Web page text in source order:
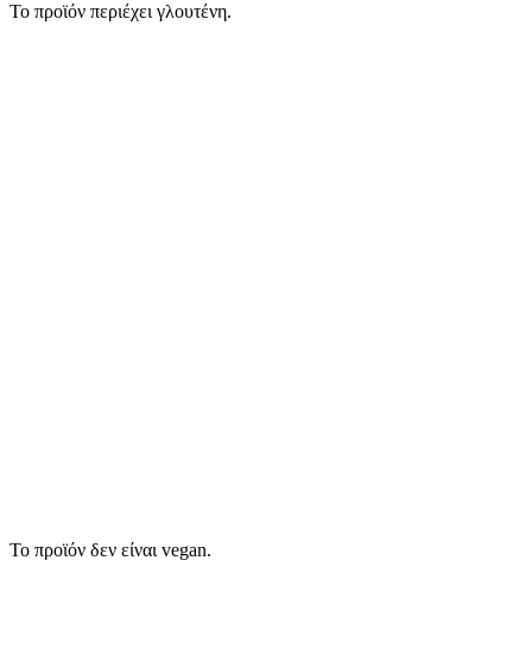
Το προϊόν περιέχει γλουτένη.
Το προϊόν δεν είναι vegan.